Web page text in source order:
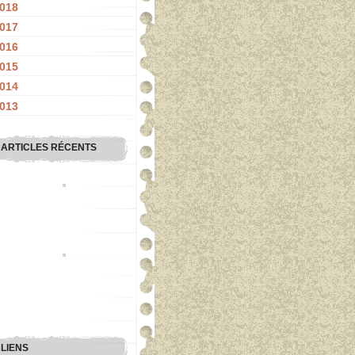
ARTICLES RÉCENTS
LIENS